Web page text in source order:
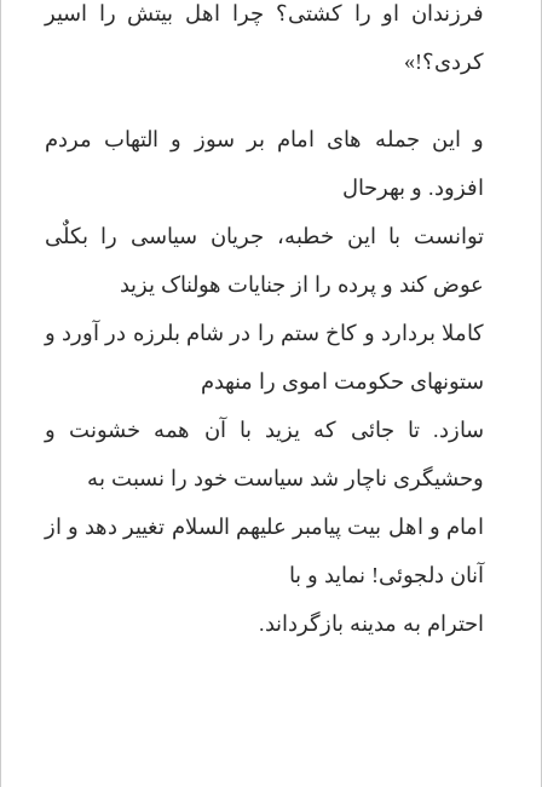
فرزندان او را کشتی؟ چرا اهل بیتش را اسیر
کردی؟!»
و این جمله های امام بر سوز و التهاب مردم
افزود. و بهرحال
توانست با این خطبه، جریان سیاسی را بکلٌی
عوض کند و پرده را از جنایات هولناک یزید
کاملا بردارد و کاخ ستم را در شام بلرزه در آورد و
ستونهای حکومت اموی را منهدم
سازد. تا جائی که یزید با آن همه خشونت و
وحشیگری ناچار شد سیاست خود را نسبت به
امام و اهل بیت پیامبر علیهم السلام تغییر دهد و از
آنان دلجوئی! نماید و با
احترام به مدینه بازگرداند.